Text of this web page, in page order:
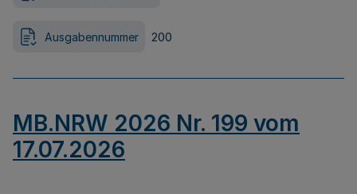
Ausgabennummer 200
MB.NRW 2026 Nr. 199 vom
17.07.2026